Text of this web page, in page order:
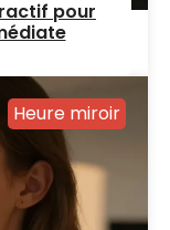
pour
Heure miroir